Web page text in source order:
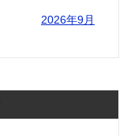
2026年9月